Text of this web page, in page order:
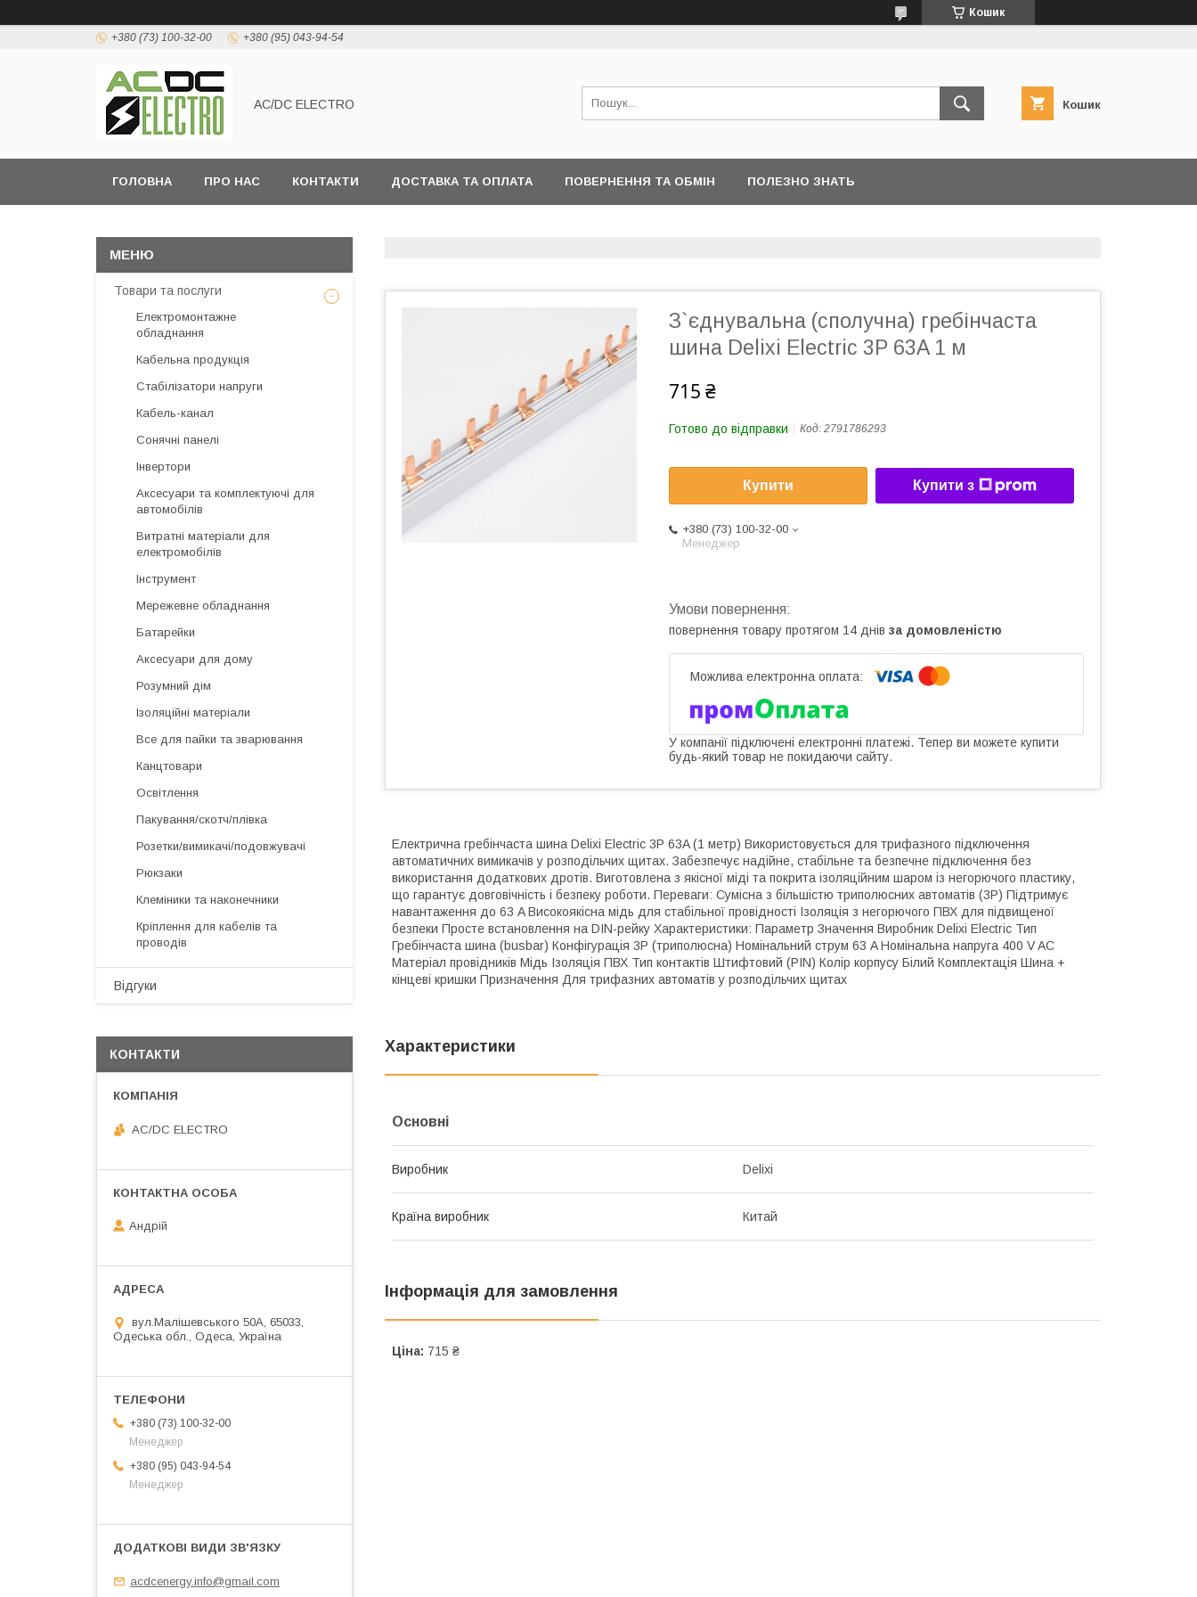
Кошик
+380 (73) 100-32-00 +380 (95) 043-94-54
AC/DC ELECTRO Кошик
ГОЛОВНА ПРО НАС КОНТАКТИ ДОСТАВКА ТА ОПЛАТА ПОВЕРНЕННЯ ТА ОБМІН ПОЛЕЗНО ЗНАТЬ
З`єднувальна (сполучна) гребінчаста
шина Delixi Electric 3P 63A 1 м
715 ₴
Готово до відправки Код: 2791786293
Купити Купити з
+380 (73) 100-32-00
Менеджер
повернення товару протягом 14 днів за домовленістю
У компанії підключені електронні платежі. Тепер ви можете купити
будь-який товар не покидаючи сайту.
Електрична гребінчаста шина Delixi Electric 3P 63A (1 метр) Використовується для трифазного підключення
автоматичних вимикачів у розподільчих щитах. Забезпечує надійне, стабільне та безпечне підключення без
використання додаткових дротів. Виготовлена з якісної міді та покрита ізоляційним шаром із негорючого пластику,
що гарантує довговічність і безпеку роботи. Переваги: Сумісна з більшістю триполюсних автоматів (3P) Підтримує
навантаження до 63 A Високоякісна мідь для стабільної провідності Ізоляція з негорючого ПВХ для підвищеної
безпеки Просте встановлення на DIN-рейку Характеристики: Параметр Значення Виробник Delixi Electric Тип
Гребінчаста шина (busbar) Конфігурація 3P (триполюсна) Номінальний струм 63 A Номінальна напруга 400 V AC
Матеріал провідників Мідь Ізоляція ПВХ Тип контактів Штифтовий (PIN) Колір корпусу Білий Комплектація Шина +
кінцеві кришки Призначення Для трифазних автоматів у розподільчих щитах
Характеристики
Основні
Виробник Delixi
Країна виробник Китай
Інформація для замовлення
Ціна: 715 ₴
Товари та послуги
Електромонтажне
обладнання
Кабельна продукція
Стабілізатори напруги
Кабель-канал
Сонячні панелі
Інвертори
Аксесуари та комплектуючі для
автомобілів
Витратні матеріали для
електромобілів
Інструмент
Мережевне обладнання
Батарейки
Аксесуари для дому
Розумний дім
Ізоляційні матеріали
Все для пайки та зварювання
Канцтовари
Освітлення
Пакування/скотч/плівка
Розетки/вимикачі/подовжувачі
Рюкзаки
Клеміники та наконечники
Кріплення для кабелів та
проводів
Відгуки
КОНТАКТИ
AC/DC ELECTRO
Андрій
вул.Малішевського 50А, 65033,
Одеська обл., Одеса, Україна
+380 (73) 100-32-00
Менеджер
+380 (95) 043-94-54
Менеджер
acdcenergy.info@gmail.com